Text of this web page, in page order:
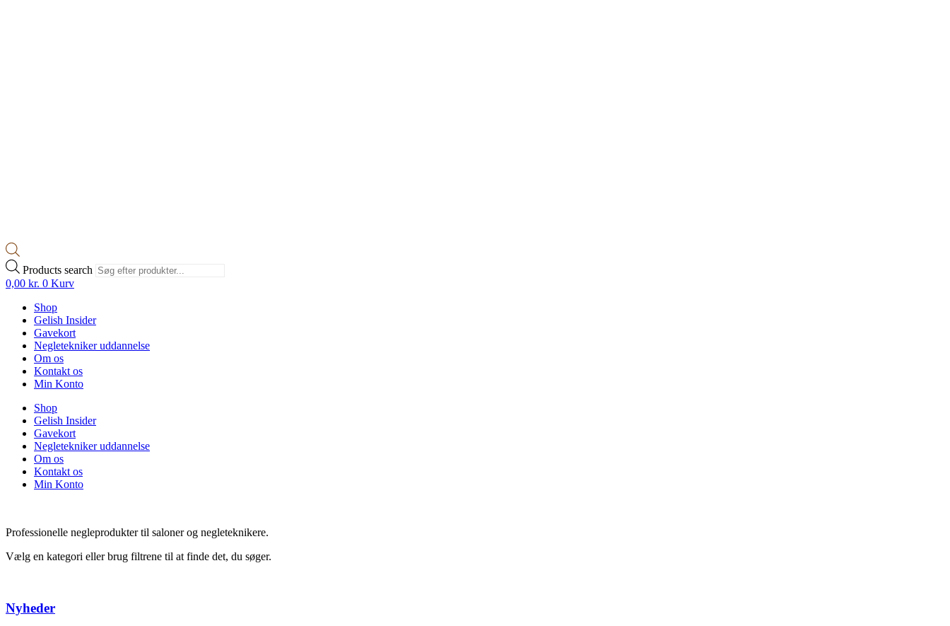
Products search
0,00 kr. 0 Kurv
Shop
Gelish Insider
Gavekort
Negletekniker uddannelse
Om os
Kontakt os
Min Konto
Shop
Gelish Insider
Gavekort
Negletekniker uddannelse
Om os
Kontakt os
Min Konto
Professionelle negleprodukter til saloner og negleteknikere.
Vælg en kategori eller brug filtrene til at finde det, du søger.
Nyheder